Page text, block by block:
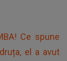
Ce spune
el a avut